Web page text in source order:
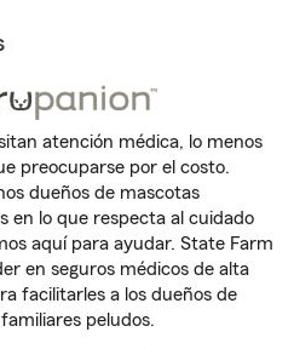
atención médica, lo menos
preocuparse por el costo.
dueños de mascotas
en lo que respecta al cuidado
aquí para ayudar. State Farm
en seguros médicos de alta
facilitarles a los dueños de
peludos.